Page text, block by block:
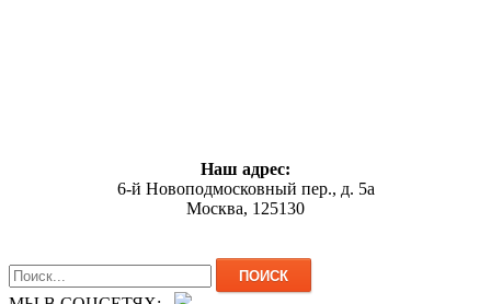
Наш адрес:
6-й Новоподмосковный пер., д. 5а
Москва, 125130